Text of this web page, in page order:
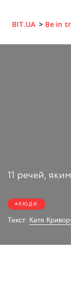
BIT.UA Be in
11 речей,
ЛЮДИ
Текст: Катя